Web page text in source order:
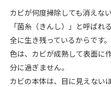
カビが何度掃除しても消えな
「菌糸（きんし）」と呼ば
全に生き残っているからです
色は、カビが成熟して表面に
分に過ぎません。
カビの本体は、目に見えない